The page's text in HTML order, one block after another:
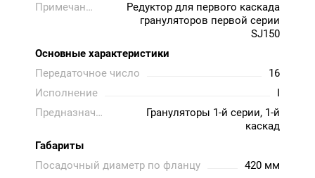
Примечание
Редуктор для первого каскада
грануляторов первой серии
SJ150
Основные характеристики
Передаточное число
16
Исполнение
I
Предназначен
Грануляторы 1-й серии, 1-й
каскад
Габариты
Посадочный диаметр по фланцу
420 мм